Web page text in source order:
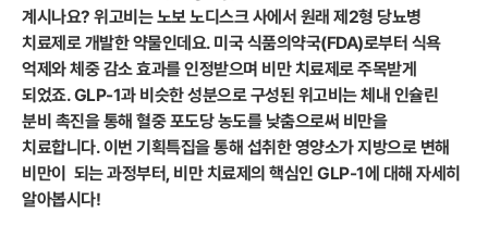
계시나요? 위고비는 노보 노디스크 사에서 원래 제2형 당뇨병
치료제로 개발한 약물인데요. 미국 식품의약국(FDA)로부터 식욕
억제와 체중 감소 효과를 인정받으며 비만 치료제로 주목받게
되었죠. GLP-1과 비슷한 성분으로 구성된 위고비는 체내 인슐린
분비 촉진을 통해 혈중 포도당 농도를 낮춤으로써 비만을
치료합니다. 이번 기획특집을 통해 섭취한 영양소가 지방으로 변해
비만이 되는 과정부터, 비만 치료제의 핵심인 GLP-1에 대해 자세히
알아봅시다!